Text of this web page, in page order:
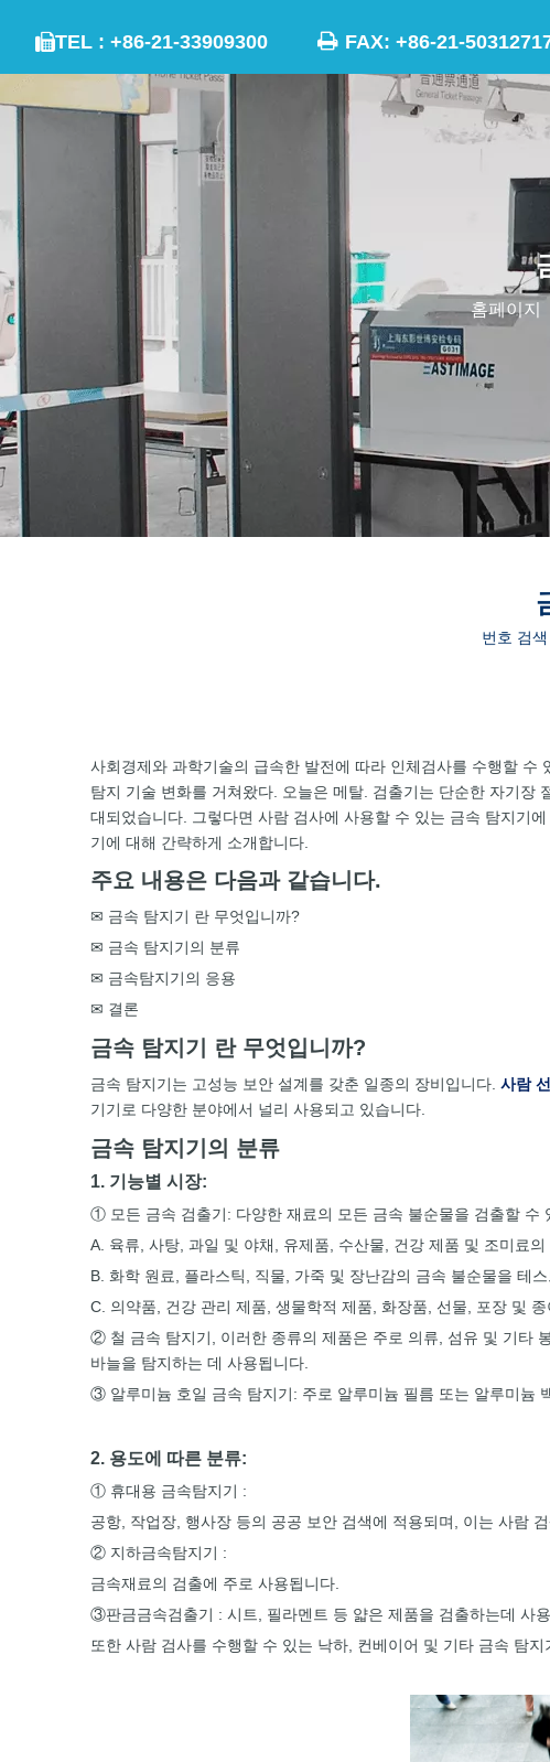
TEL : +86-21-33909300  FAX: +86-21-
홈페이지
번호 검색
사회경제와 과학기술의 급속한 발전에 따라 인체검사를 수행할
탐지 기술 변화를 거쳐왔다. 오늘은 메탈. 검출기는 단순한 자기장
대되었습니다. 그렇다면 사람 검사에 사용할 수 있는 금속 탐지기
기에 대해 간략하게 소개합니다.
주요 내용은 다음과 같습니다.
✉ 금속 탐지기 란 무엇입니까?
✉ 금속 탐지기의 분류
✉ 금속탐지기의 응용
✉ 결론
금속 탐지기 란 무엇입니까?
금속 탐지기는 고성능 보안 설계를 갖춘 일종의 장비입니다. 사람
기기로 다양한 분야에서 널리 사용되고 있습니다.
금속 탐지기의 분류
1. 기능별 시장:
① 모든 금속 검출기: 다양한 재료의 모든 금속 불순물을 검출할 수
A. 육류, 사탕, 과일 및 야채, 유제품, 수산물, 건강 제품 및 조미료
B. 화학 원료, 플라스틱, 직물, 가죽 및 장난감의 금속 불순물을 테
C. 의약품, 건강 관리 제품, 생물학적 제품, 화장품, 선물, 포장 및 종
② 철 금속 탐지기, 이러한 종류의 제품은 주로 의류, 섬유 및 기타
바늘을 탐지하는 데 사용됩니다.
③ 알루미늄 호일 금속 탐지기: 주로 알루미늄 필름 또는 알루미늄
2. 용도에 따른 분류:
① 휴대용 금속탐지기 :
공항, 작업장, 행사장 등의 공공 보안 검색에 적용되며, 이는 사람
② 지하금속탐지기 :
금속재료의 검출에 주로 사용됩니다.
③판금금속검출기 : 시트, 필라멘트 등 얇은 제품을 검출하는데 사
또한 사람 검사를 수행할 수 있는 낙하, 컨베이어 및 기타 금속 탐지